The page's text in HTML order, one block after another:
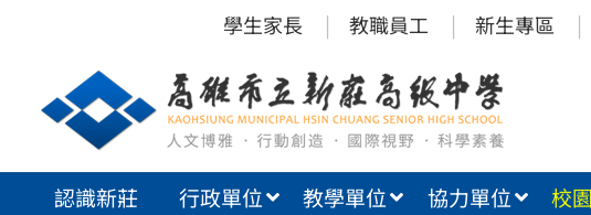
內
學生家長 教職員工 新生專區
認識新莊 行政單位 教學單位 協力單位 校